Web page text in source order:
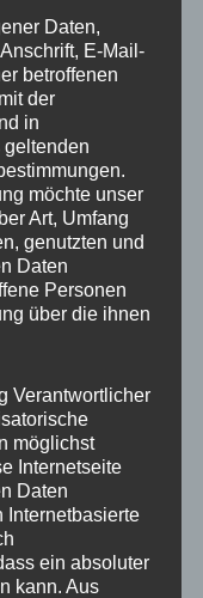
Daten,
E-Mail-
betroffenen
der
in
geltenden
möchte unser
Art, Umfang
genutzten und
Daten
Personen
über die ihnen
Verantwortlicher
möglichst
Internetseite
Daten
Internetbasierte
ein absoluter
kann. Aus